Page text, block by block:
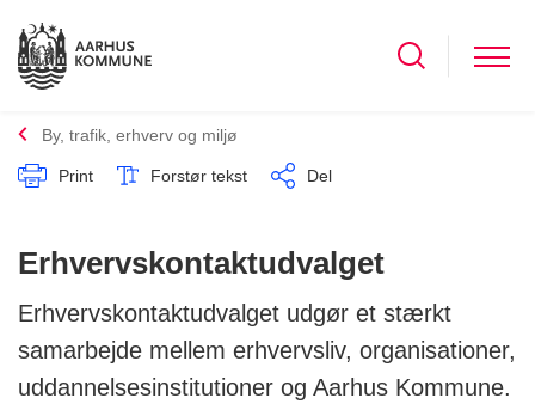
By, trafik, erhverv og miljø
Print Forstør tekst Del
Erhvervskontaktudvalget
Erhvervskontaktudvalget udgør et stærkt
samarbejde mellem erhvervsliv, organisationer,
uddannelsesinstitutioner og Aarhus Kommune.